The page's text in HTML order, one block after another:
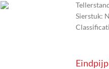
Sierstuk: